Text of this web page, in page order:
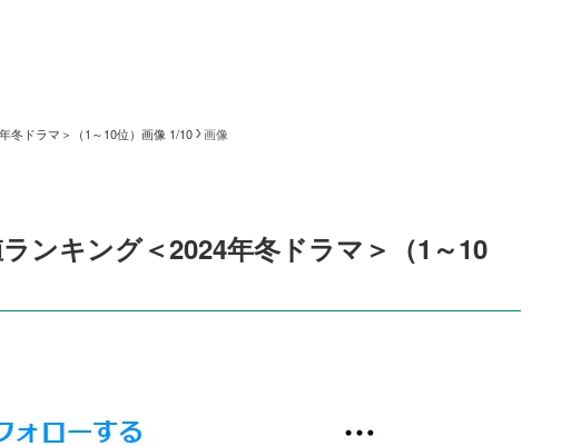
冬ドラマ＞（1～10位）画像 1/10 画像
ンキング＜2024年冬ドラマ＞（1～10